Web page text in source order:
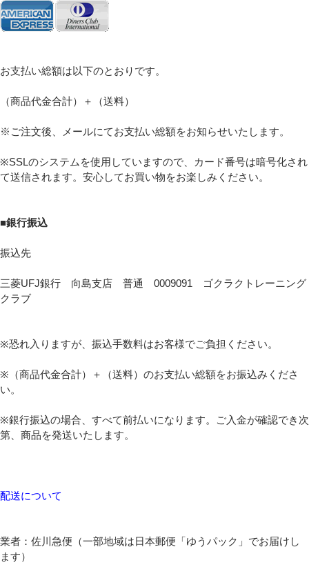
Eメール
プライバシーポリシーを確認しました。
お支払い総額は以下のとおりです。
（商品代金合計）＋（送料）
※ご注文後、メールにてお支払い総額をお知らせいたします。
※SSLのシステムを使用していますので、カード番号は暗号化され
て送信されます。安心してお買い物をお楽しみください。
■銀行振込
振込先
三菱UFJ銀行 向島支店 普通 0009091 ゴクラクトレーニング
クラブ
※恐れ入りますが、振込手数料はお客様でご負担ください。
※（商品代金合計）＋（送料）のお支払い総額をお振込みくださ
い。
※銀行振込の場合、すべて前払いになります。ご入金が確認でき次
第、商品を発送いたします。
配送について
業者：佐川急便（一部地域は日本郵便「ゆうパック」でお届けし
ます）